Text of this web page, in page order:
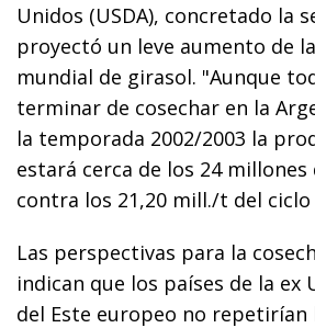
Unidos (USDA), concretado la
proyectó un leve aumento de
mundial de girasol. "Aunque
terminar de cosechar en la
la temporada 2002/2003 la
estará cerca de los 24 millones
contra los 21,20 mill./t del ciclo
Las perspectivas para la
indican que los países de la ex
del Este europeo no repetirían